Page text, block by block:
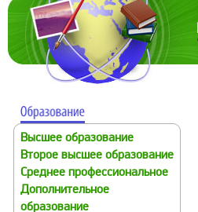
Высшее образование
Второе высшее образование
Среднее профессиональное
Дополнительное
образование